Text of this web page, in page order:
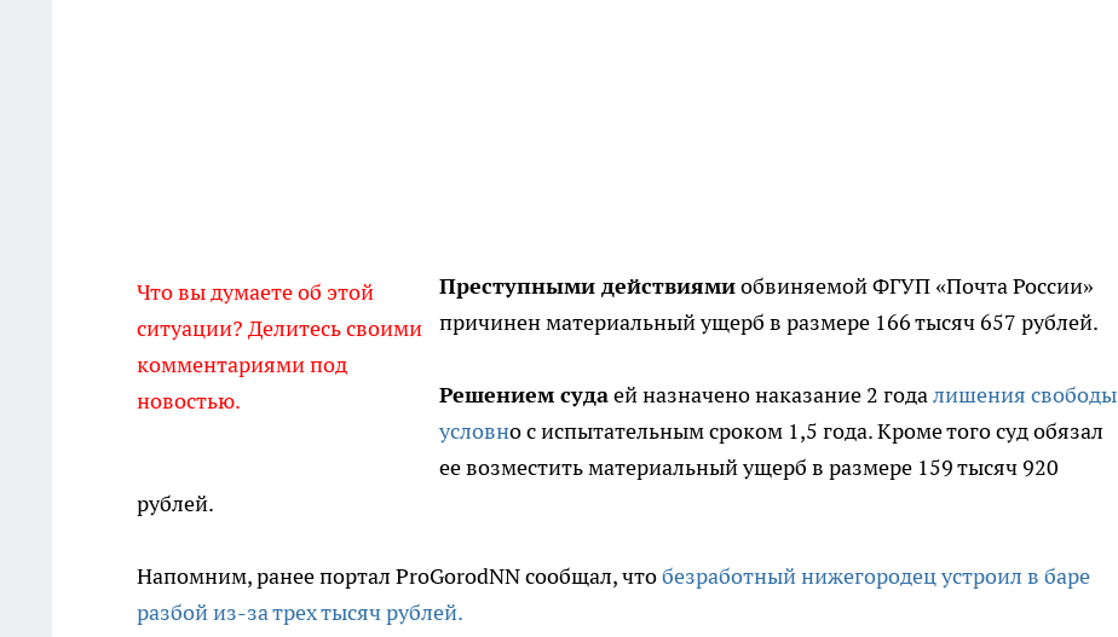
Что вы думаете об этой
ситуации? Делитесь своими
комментариями под
новостью.
Преступными действиямиобвиняемой ФГУП «Почта России»
причинен материальный ущерб в размере 166 тысяч 657 рублей.
Решением судаей назначено наказание 2 годалишения свободы
условно с испытательным сроком 1,5 года. Кроме того суд обязал
ее возместить материальный ущерб в размере 159 тысяч 920
рублей.
Напомним, ранее портал ProGorodNN сообщал, чтобезработный нижегородец устроил в баре
разбой из-за трех тысяч рублей.